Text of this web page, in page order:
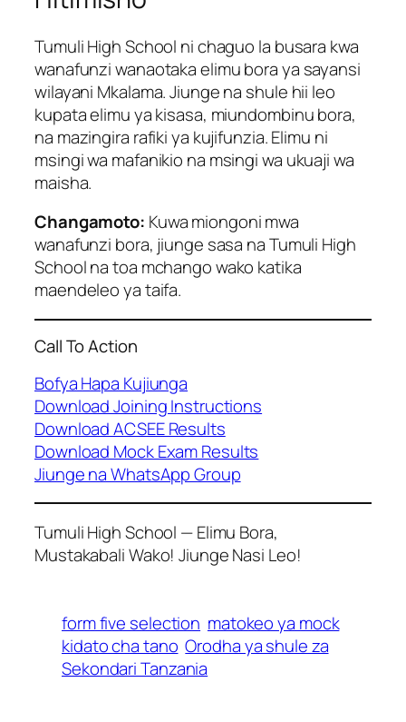
Tumuli High School ni chaguo la busara kwa
wanafunzi wanaotaka elimu bora ya sayansi
wilayani Mkalama. Jiunge na shule hii leo
kupata elimu ya kisasa, miundombinu bora,
na mazingira rafiki ya kujifunzia. Elimu ni
msingi wa mafanikio na msingi wa ukuaji wa
maisha.
Changamoto: Kuwa miongoni mwa
wanafunzi bora, jiunge sasa na Tumuli High
School na toa mchango wako katika
maendeleo ya taifa.
Call To Action
Bofya Hapa Kujiunga
Download Joining Instructions
Download ACSEE Results
Download Mock Exam Results
Jiunge na WhatsApp Group
Tumuli High School — Elimu Bora,
Mustakabali Wako! Jiunge Nasi Leo!
form five selection matokeo ya mock
kidato cha tano Orodha ya shule za
Sekondari Tanzania